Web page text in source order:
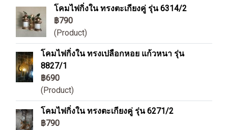
โคมไฟกิ่งใน ทรงตะเกียงคู่ รุ่น 6314/2
฿790
(Product)
โคมไฟกิ่งใน ทรงเปลือกหอย แก้วหนา รุ่น
8827/1
฿690
(Product)
โคมไฟกิ่งใน ทรงตะเกียงคู่ รุ่น 6271/2
฿790